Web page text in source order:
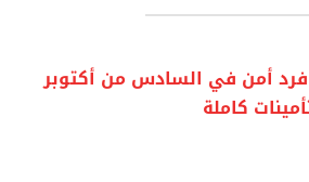
أمن في السادس من أكتوبر